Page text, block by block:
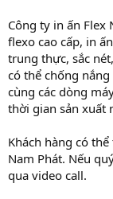
Công ty in ấn Flex
flexo cao cấp, in
trung thực, sắc
có thể chống
cùng các dòng
thời gian sản xuất
Khách hàng có
Nam Phát. Nếu
qua video call.